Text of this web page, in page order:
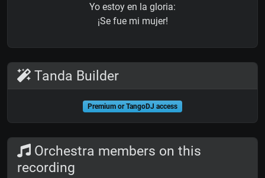
Yo estoy en la gloria:
¡Se fue mi mujer!
Tanda Builder
Premium or TangoDJ access
Orchestra members on this
recording